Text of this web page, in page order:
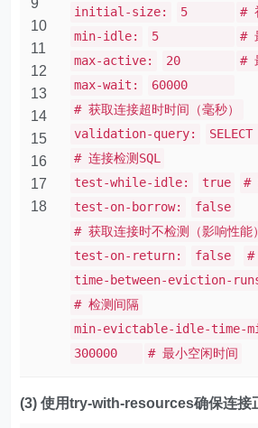
9
10
11
12
13
14
15
16
17
18
initial-size: 5
#
min-idle:
5
#
max-active:
20
#
max-wait:
60000
# 获取连接超时时间（毫秒）
validation-query:
# 连接检测SQL
test-while-idle:
true
#
test-on-borrow:
false
# 获取连接时不检测（影响性能）
test-on-return:
false
#
time-between-eviction-
# 检测间隔
min-evictable-idle-time-
300000
# 最小空闲时间
(3) 使用try-with-resources确保连接